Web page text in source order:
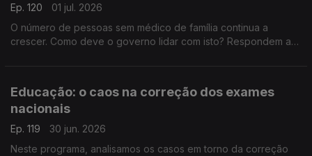
Ep. 120
01 jul. 2026
O número de pessoas sem médico de família continua a
crescer. Como deve o governo lidar com isto? Respondem a
Educação: o caos na correção dos exames
nacionais
Ep. 119
30 jun. 2026
Neste programa, analisamos os casos em torno da correção